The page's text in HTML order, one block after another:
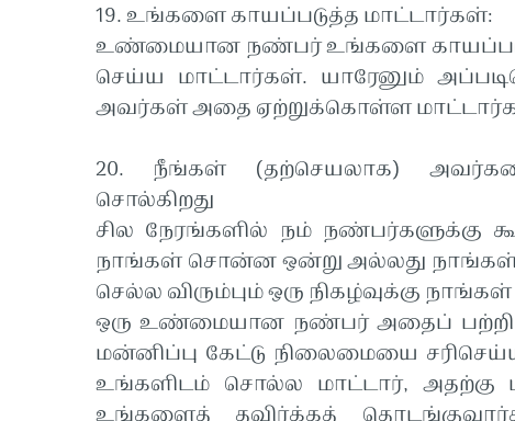
19. உங்களை காயப்படுத்த மாட்டார்கள்:
உண்மையான நண்பர் உங்களை
செய்ய மாட்டார்கள். யாரேனும்
அவர்கள் அதை ஏற்றுக்கொள்ள
20. நீங்கள் (தற்செயலாக)
சொல்கிறது
சில நேரங்களில் நம் நண்பர்களுக்கு
நாங்கள் சொன்ன ஒன்று அல்லது
செல்ல விரும்பும் ஒரு நிகழ்வுக்கு
ஒரு உண்மையான நண்பர் அதைப்
மன்னிப்பு கேட்டு நிலைமையை
உங்களிடம் சொல்ல மாட்டார், அதற்கு